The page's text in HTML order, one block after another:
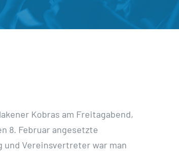
Kobras am Freitagabend,
8. Februar angesetzte
und Vereinsvertreter war man